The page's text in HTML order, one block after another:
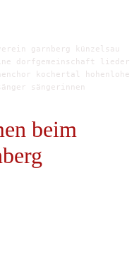
garnberg künzelsau
dorfgemeinschaft lieder
kochertal hohenlohe
sängerinnen
beim